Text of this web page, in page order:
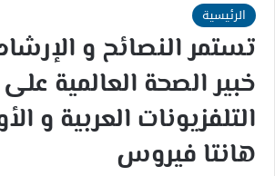
الرئيسية
تستمر النصائح و
خبير الصحة العالمية على
التلفزيونات العربية و
هانتا فيروس